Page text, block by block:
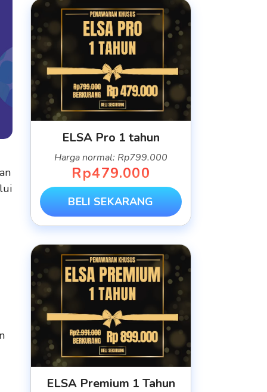
ELSA Pro 1 tahun
Harga normal: Rp799.000
Rp479.000
BELI SEKARANG
ELSA Premium 1 Tahun